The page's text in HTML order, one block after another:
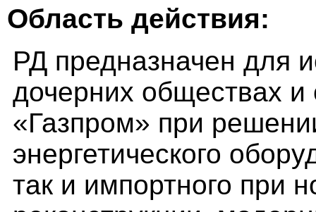
Область действия:
РД предназначен для
дочерних обществах
«Газпром» при
энергетического
так и импортного при